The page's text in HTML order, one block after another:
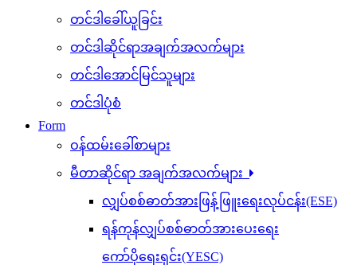
တင်ဒါခေါ်ယူခြင်း
တင်ဒါဆိုင်ရာအချက်အလက်များ
တင်ဒါအောင်မြင်သူများ
တင်ဒါပုံစံ
Form
ဝန်ထမ်းခေါ်စာများ
မီတာဆိုင်ရာ အချက်အလက်များ
လျှပ်စစ်ဓာတ်အားဖြန့်ဖြူးရေးလုပ်ငန်း(ESE)
ရန်ကုန်လျှပ်စစ်ဓာတ်အားပေးရေး
ကော်ပိုရေးရှင်း(YESC)